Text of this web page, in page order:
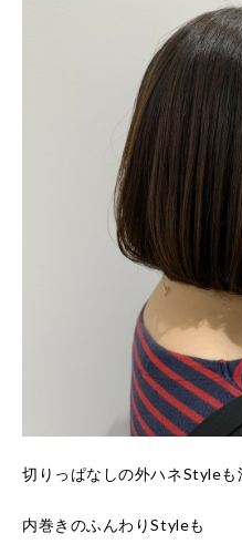
切りっぱなしの外ハネStyleも
内巻きのふんわりStyleも